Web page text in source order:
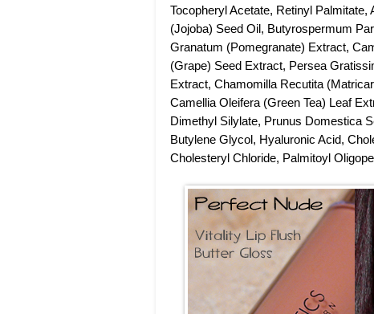
Tocopheryl Acetate, Retinyl
(Jojoba) Seed Oil, Butyrospermum
Granatum (Pomegranate) Extract,
(Grape) Seed Extract, Persea
Extract, Chamomilla Recutita
Camellia Oleifera (Green Tea) Leaf
Dimethyl Silylate, Prunus Domestica
Butylene Glycol, Hyaluronic Acid,
Cholesteryl Chloride, Palmitoyl